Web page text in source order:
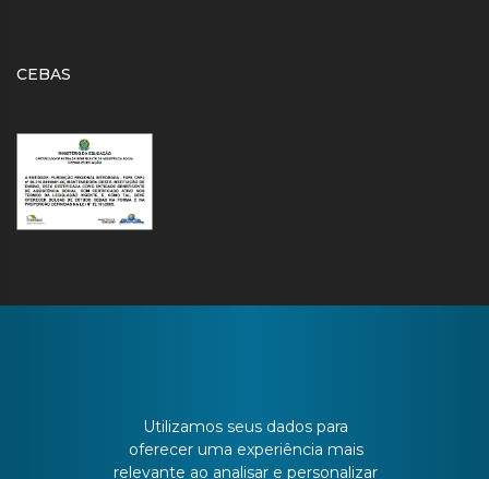
CEBAS
Batista Bonoto Sobrinho, 733
Utilizamos seus dados para
oferecer uma experiência mais
relevante ao analisar e personalizar